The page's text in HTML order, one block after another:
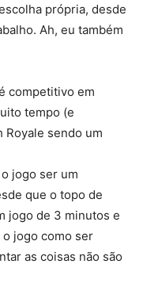
própria, desde
Ah, eu também
competitivo em
tempo (e
Royale sendo um
jogo ser um
que o topo de
jogo de 3 minutos e
jogo como ser
as coisas não são